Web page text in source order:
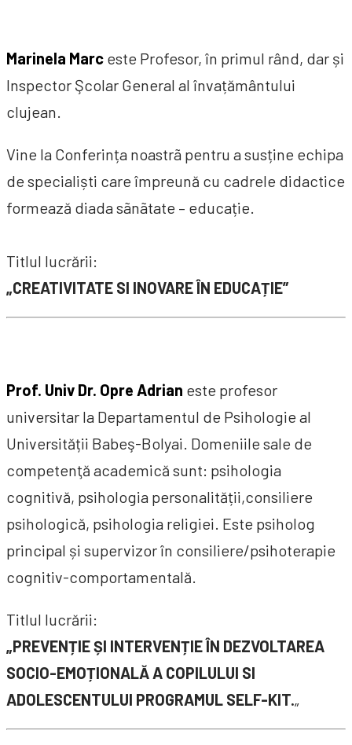
Marinela Marc este Profesor, în primul rând, dar și
Inspector Şcolar General al învațământului
clujean.
Vine la Conferința noastrã pentru a susține echipa
de specialiști care împreună cu cadrele didactice
formează diada sãnãtate – educație.
Titlul lucrării:
„CREATIVITATE SI INOVARE ÎN EDUCAȚIE”
Prof. Univ Dr. Opre Adrian este profesor
universitar la Departamentul de Psihologie al
Universității Babeş-Bolyai. Domeniile sale de
competenţă academică sunt: psihologia
cognitivă, psihologia personalității,consiliere
psihologică, psihologia religiei. Este psiholog
principal și supervizor în consiliere/psihoterapie
cognitiv-comportamentală.
Titlul lucrării:
„PREVENȚIE ȘI INTERVENȚIE ÎN DEZVOLTAREA
SOCIO-EMOȚIONALĂ A COPILULUI SI
ADOLESCENTULUI PROGRAMUL SELF-KIT.„